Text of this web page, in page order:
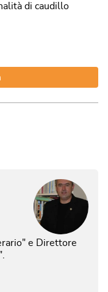
di caudillo
e Direttore